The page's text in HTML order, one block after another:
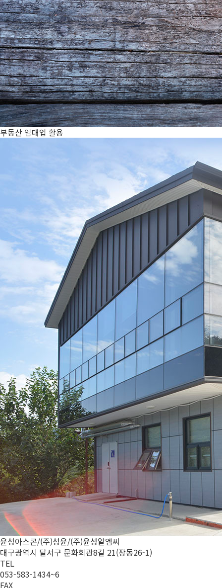
부동산 임대업 활용
윤성아스콘/(주)성윤/(주)윤성알엠씨
대구광역시 달서구 문화회관8길 21(장동26-1)
TEL
053-583-1434~6
FAX